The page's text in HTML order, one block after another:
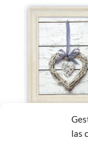
las
IBIS Marco